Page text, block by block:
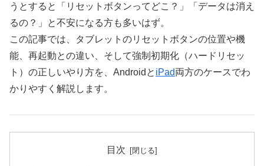
うとすると「リセットボタンってどこ？」「データは消え
るの？」と不安になる方も多いはず。
この記事では、タブレットのリセットボタンの位置や機
能、再起動との違い、そして強制初期化（ハードリセッ
ト）の正しいやり方を、Androidと iPad両方のケースでわ
かりやすく解説します。
目次